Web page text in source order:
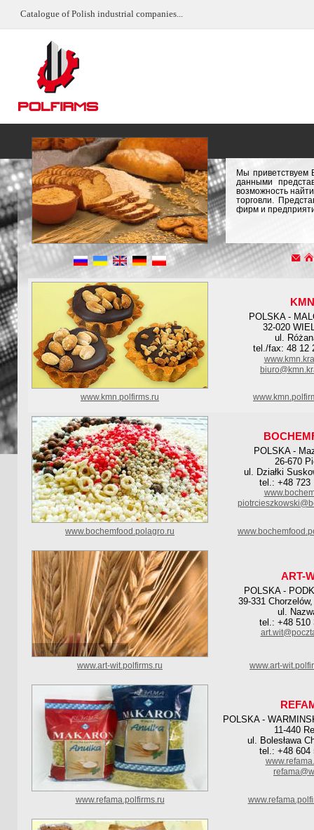
Catalogue of Polish industrial companies...
Мы приветствуем
данными
возможность
торговли.
фирм и
KMN
POLSKA -
32-020
ul.
tel./fax: 48 12
www.kmn.polfirms.ru
POLSKA -
26-670
ul. Działki
tel.: +48 723
www.bochemfood.polagro.ru
ART-
POLSKA -
39-331
ul.
tel.: +48 510
www.art-wit.polfirms.ru www.art-
POLSKA -
11-440
ul. Bolesława
tel.: +48 604
www.refama.polfirms.ru